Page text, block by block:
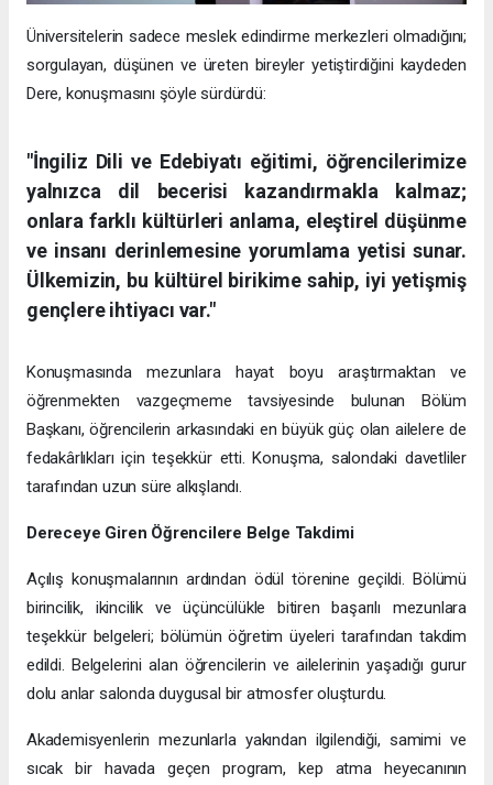
Üniversitelerin sadece meslek edindirme merkezleri olmadığını;
sorgulayan, düşünen ve üreten bireyler yetiştirdiğini kaydeden
Dere, konuşmasını şöyle sürdürdü:
"İngiliz Dili ve Edebiyatı eğitimi, öğrencilerimize
yalnızca dil becerisi kazandırmakla kalmaz;
onlara farklı kültürleri anlama, eleştirel düşünme
ve insanı derinlemesine yorumlama yetisi sunar.
Ülkemizin, bu kültürel birikime sahip, iyi yetişmiş
gençlere ihtiyacı var."
Konuşmasında mezunlara hayat boyu araştırmaktan ve
öğrenmekten vazgeçmeme tavsiyesinde bulunan Bölüm
Başkanı, öğrencilerin arkasındaki en büyük güç olan ailelere de
fedakârlıkları için teşekkür etti. Konuşma, salondaki davetliler
tarafından uzun süre alkışlandı.
Dereceye Giren Öğrencilere Belge Takdimi
Açılış konuşmalarının ardından ödül törenine geçildi. Bölümü
birincilik, ikincilik ve üçüncülükle bitiren başarılı mezunlara
teşekkür belgeleri; bölümün öğretim üyeleri tarafından takdim
edildi. Belgelerini alan öğrencilerin ve ailelerinin yaşadığı gurur
dolu anlar salonda duygusal bir atmosfer oluşturdu.
Akademisyenlerin mezunlarla yakından ilgilendiği, samimi ve
sıcak bir havada geçen program, kep atma heyecanının